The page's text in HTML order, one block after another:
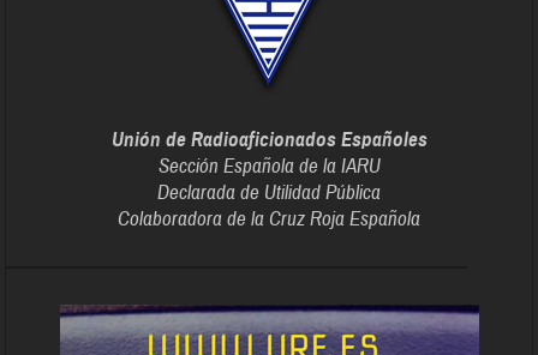
Unión de Radioaficionados Españoles
Sección Española de la IARU
Declarada de Utilidad Pública
Colaboradora de la Cruz Roja Española